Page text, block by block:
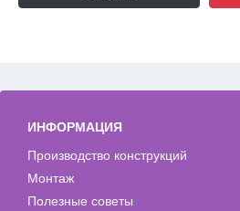
ИНФОРМАЦИЯ
Производство конструкций
Монтаж
Полезные советы